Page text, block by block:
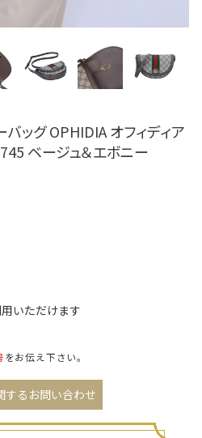
バッグ OPHIDIA オフィディア
ベージュ＆エボニー
いただけます
をお伝え下さい。
るお問い合わせ